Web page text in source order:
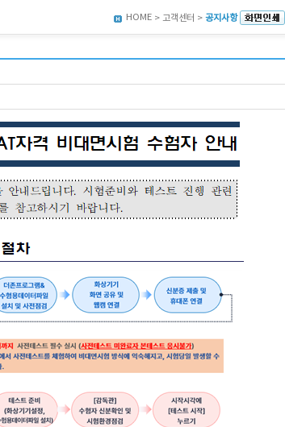
HOME > 고객센터 > 공지사항